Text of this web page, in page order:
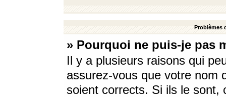
Problèmes
» Pourquoi ne puis-je pas
Il y a plusieurs raisons qui
assurez-vous que votre nom
soient corrects. Si ils le sont,